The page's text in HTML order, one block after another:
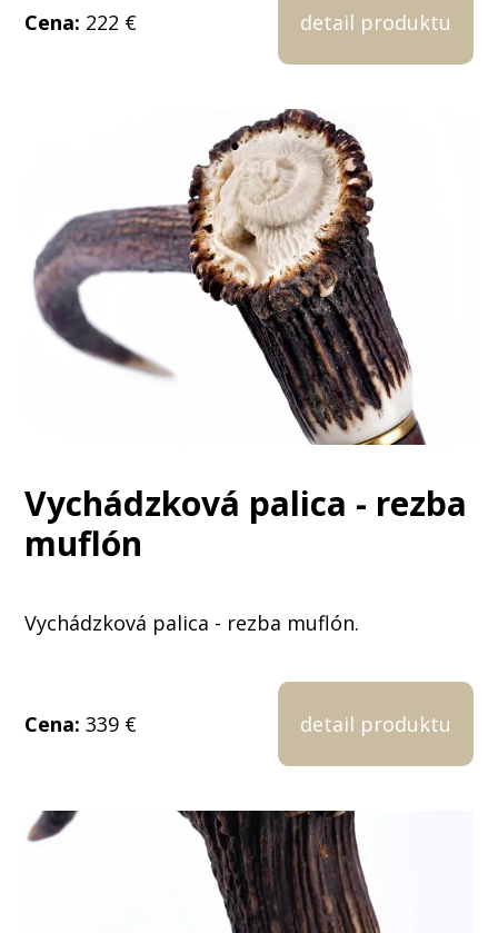
Cena: 222 € detail produktu
Vychádzková palica - rezba
muflón
Vychádzková palica - rezba muflón.
Cena: 339 € detail produktu